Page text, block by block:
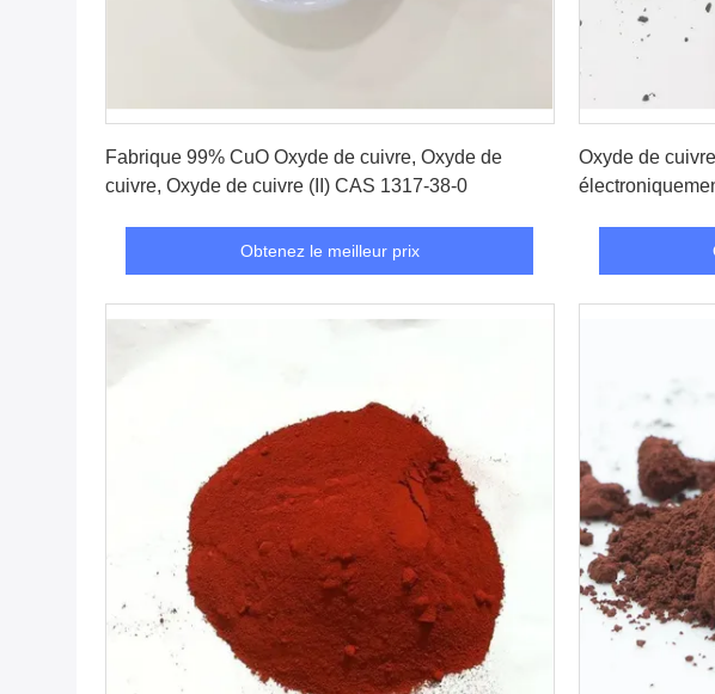
Fabrique 99% CuO Oxyde de cuivre, Oxyde de
cuivre, Oxyde de cuivre (II) CAS 1317-38-0
Obtenez le meilleur prix
Oxyde de